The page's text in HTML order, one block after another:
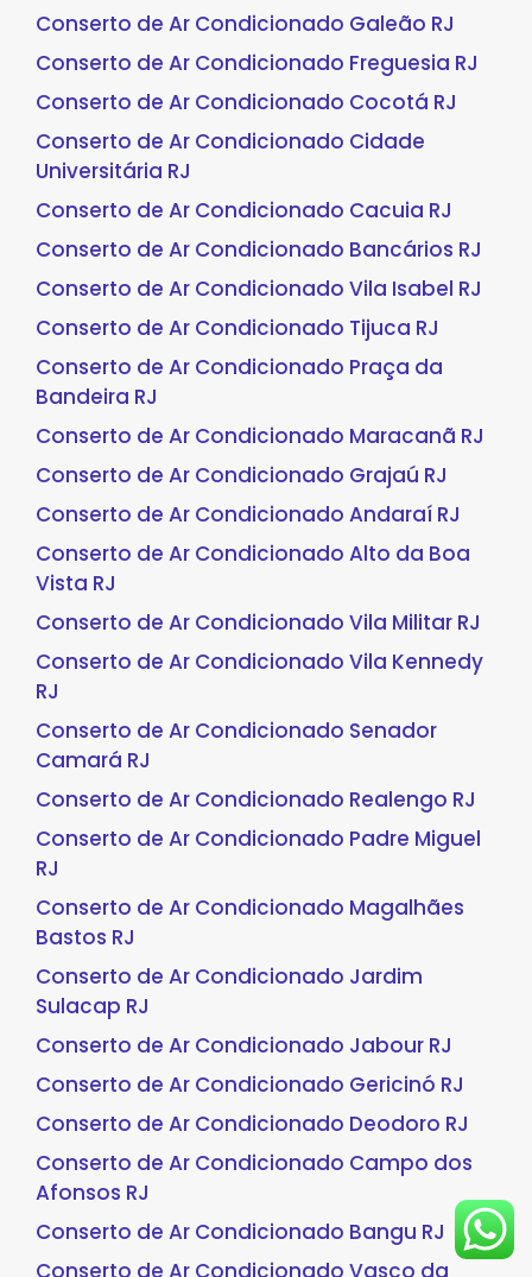
Conserto de Ar Condicionado Galeão RJ
Conserto de Ar Condicionado Freguesia RJ
Conserto de Ar Condicionado Cocotá RJ
Conserto de Ar Condicionado Cidade
Universitária RJ
Conserto de Ar Condicionado Cacuia RJ
Conserto de Ar Condicionado Bancários RJ
Conserto de Ar Condicionado Vila Isabel RJ
Conserto de Ar Condicionado Tijuca RJ
Conserto de Ar Condicionado Praça da
Bandeira RJ
Conserto de Ar Condicionado Maracanã RJ
Conserto de Ar Condicionado Grajaú RJ
Conserto de Ar Condicionado Andaraí RJ
Conserto de Ar Condicionado Alto da Boa
Vista RJ
Conserto de Ar Condicionado Vila Militar RJ
Conserto de Ar Condicionado Vila Kennedy
RJ
Conserto de Ar Condicionado Senador
Camará RJ
Conserto de Ar Condicionado Realengo RJ
Conserto de Ar Condicionado Padre Miguel
RJ
Conserto de Ar Condicionado Magalhães
Bastos RJ
Conserto de Ar Condicionado Jardim
Sulacap RJ
Conserto de Ar Condicionado Jabour RJ
Conserto de Ar Condicionado Gericinó RJ
Conserto de Ar Condicionado Deodoro RJ
Conserto de Ar Condicionado Campo dos
Afonsos RJ
Conserto de Ar Condicionado Bangu RJ
Conserto de Ar Condicionado Vasco da